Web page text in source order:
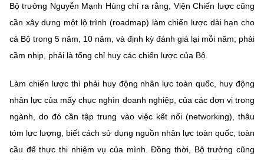
Bộ trưởng Nguyễn Mạnh Hùng chỉ ra rằng, Viện Chiến lược cũng
cần xây dựng một lộ trình (roadmap) làm chiến lược dài hạn cho
cả Bộ trong 5 năm, 10 năm, và định kỳ đánh giá lại mỗi năm; phải
cầm nhịp, phải là tổng chỉ huy các chiến lược của Bộ.
Làm chiến lược thì phải huy động nhân lực toàn quốc, huy động
nhân lực của mấy chục nghìn doanh nghiệp, của các đơn vị trong
ngành, do đó cần tập trung vào việc kết nối (networking), thâu
tóm lực lượng, biết cách sử dụng nguồn nhân lực toàn quốc, toàn
cầu để thực thi nhiệm vụ của mình. Đồng thời, Bộ trưởng cũng